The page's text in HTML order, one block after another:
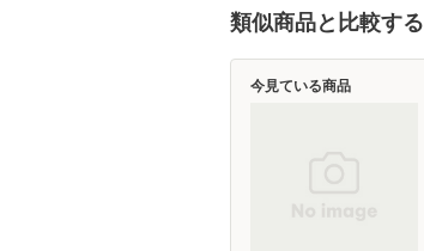
類似商品と比較する
今見ている商品